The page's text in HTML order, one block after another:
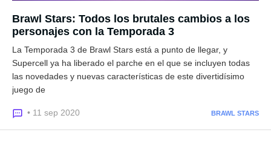
Brawl Stars: Todos los brutales cambios a los
personajes con la Temporada 3
La Temporada 3 de Brawl Stars está a punto de llegar, y
Supercell ya ha liberado el parche en el que se incluyen todas
las novedades y nuevas características de este divertidísimo
juego de
• 11 sep 2020 BRAWL STARS